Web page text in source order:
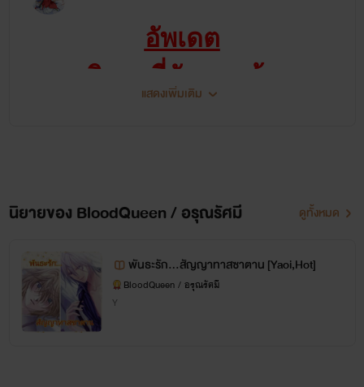
*ชื่อเพจใช้นามปากกาเดิมนะครับไม่ได้เปลี่ยนใหม่
อัพเดต
นิยายที่อัพจบแล้ว
เซ็ต Satan Love
1.DANGER รักอันตราย
แสดงเพิ่มเติม
นิยายของ BloodQueen / อรุณรัศมี ดูทั้งหมด
พันธะรัก...สัญญาทาสซาตาน [Yaoi,Hot]
BloodQueen / อรุณรัศมี
Y